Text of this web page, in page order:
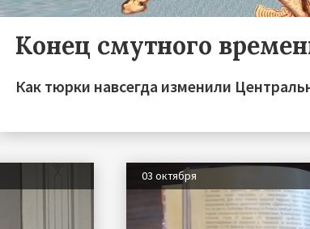
Конец смутного
Как тюрки навсегда изменили
03 октября